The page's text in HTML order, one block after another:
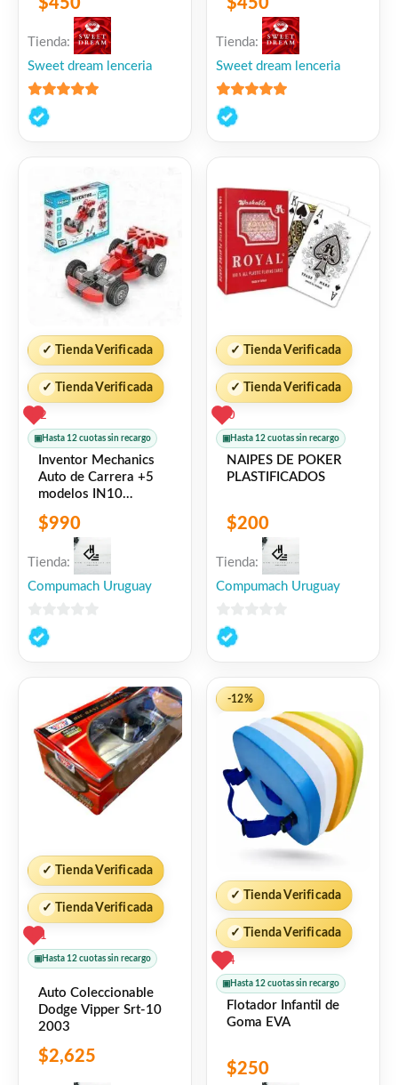
Tienda:
Sweet dream lenceria
5de 5
Tienda:
Sweet dream lenceria
5de 5
✓ Tienda Verificada
✓ Tienda Verificada
2
▣ Hasta 12 cuotas sin recargo
Inventor Mechanics
Auto de Carrera +5
modelos IN10
$990
Tienda:
Compumach Uruguay
0
de
✓ Tienda Verificada
✓ Tienda Verificada
0
▣ Hasta 12 cuotas sin recargo
NAIPES DE POKER
PLASTIFICADOS
$200
Tienda:
Compumach Uruguay
0
de
✓ Tienda Verificada
✓ Tienda Verificada
1
▣ Hasta 12 cuotas sin recargo
Auto Coleccionable
Dodge Vipper Srt-10
2003
$2,625
-12%
✓ Tienda Verificada
✓ Tienda Verificada
4
▣ Hasta 12 cuotas sin recargo
Flotador Infantil de
Goma EVA
$250